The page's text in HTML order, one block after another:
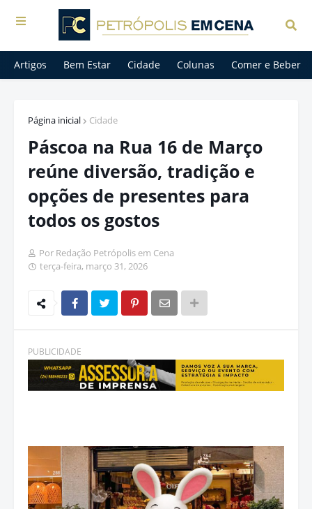
Artigos Bem Estar Cidade Colunas Comer e Beber
Página inicial Cidade
Páscoa na Rua 16 de Março
reúne diversão, tradição e
opções de presentes para
todos os gostos
Por Redação Petrópolis em Cena
terça-feira, março 31, 2026
PUBLICIDADE